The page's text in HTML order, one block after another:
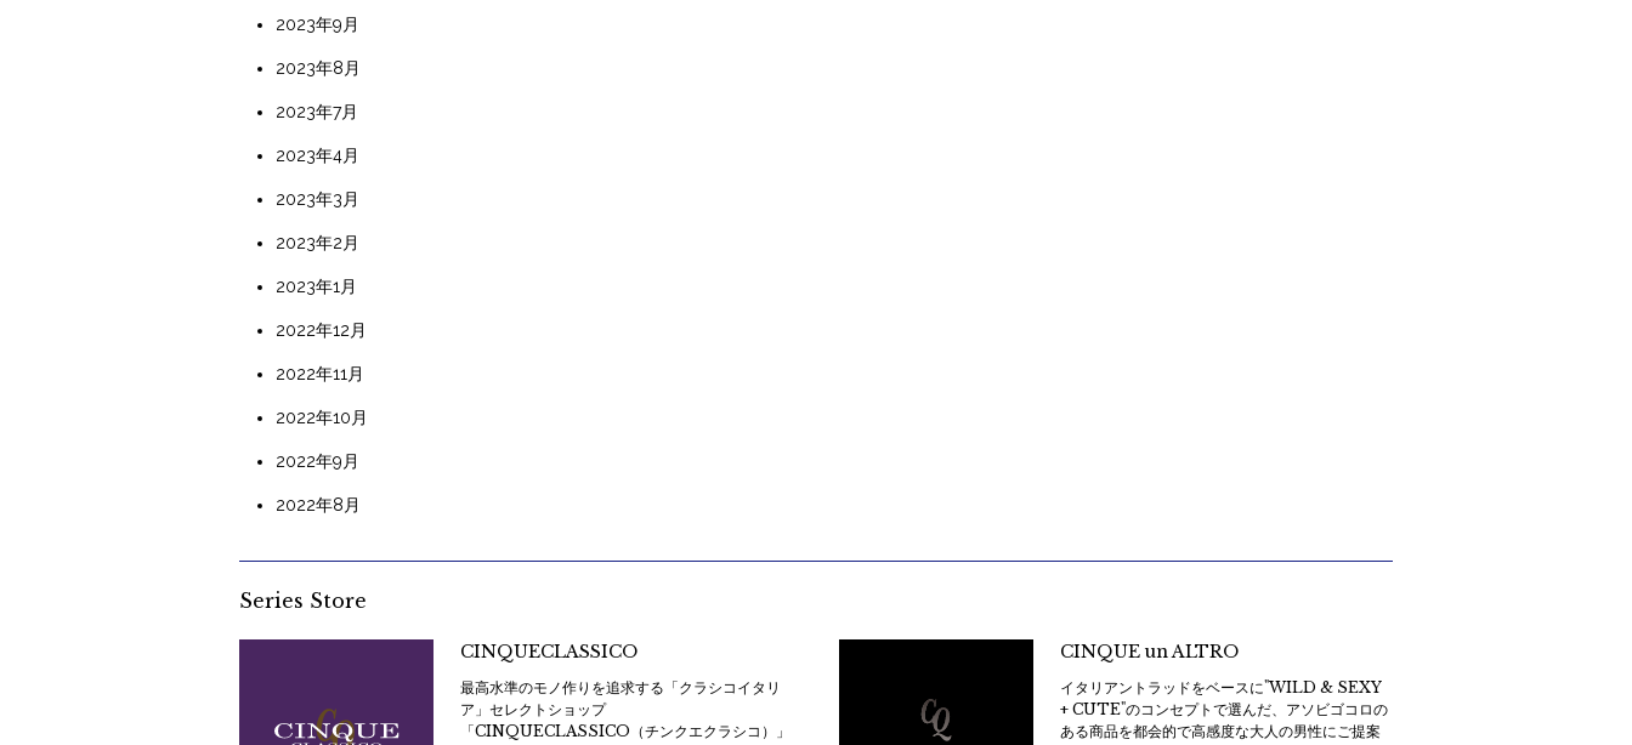
2023年9月
2023年8月
2023年7月
2023年4月
2023年3月
2023年2月
2023年1月
2022年12月
2022年11月
2022年10月
2022年9月
2022年8月
Series Store
CINQUECLASSICO
最高水準のモノ作りを追求する「クラシコイタリ
ア」セレクトショップ
「CINQUECLASSICO（チンクエクラシコ）」
CINQUE un ALTRO
イタリアントラッドをベースに"WILD & SEXY
+ CUTE"のコンセプトで選んだ、アソビゴコロの
ある商品を都会的で高感度な大人の男性にご提案